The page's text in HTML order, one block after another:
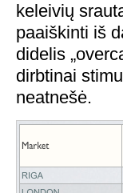
keleivių
paaiškinti iš
didelis
dirbtinai
neatnešė.